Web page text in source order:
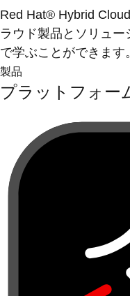
Red Hat® Hybrid
ラウド製品とソリュ
で学ぶことができます。
製品
プラットフォー